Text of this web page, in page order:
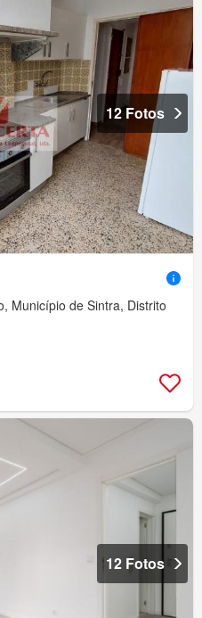
12 Fotos
Município de Sintra, Distrito
12 Fotos